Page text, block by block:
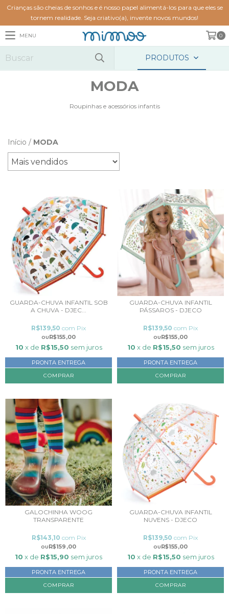
Crianças são cheias de sonhos e é nosso papel alimentá-los para que eles se
tornem realidade. Seja criativo(a), invente novos mundos!
MENU 0
PRODUTOS
MODA
Roupinhas e acessórios infantis
Início / MODA
GUARDA-CHUVA INFANTIL SOB
A CHUVA - DJEC...
R$155,00
R$139,50 com Pix
10 x de R$15,50 sem juros
PRONTA ENTREGA
GUARDA-CHUVA INFANTIL
PÁSSAROS - DJECO
R$155,00
R$139,50 com Pix
10 x de R$15,50 sem juros
PRONTA ENTREGA
GALOCHINHA WOOG
TRANSPARENTE
R$159,00
R$143,10 com Pix
10 x de R$15,90 sem juros
PRONTA ENTREGA
COMPRAR
GUARDA-CHUVA INFANTIL
NUVENS - DJECO
R$155,00
R$139,50 com Pix
10 x de R$15,50 sem juros
PRONTA ENTREGA